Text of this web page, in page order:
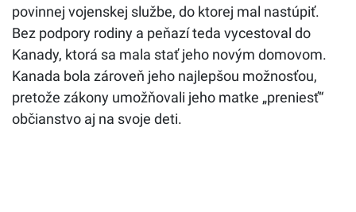
povinnej vojenskej službe, do ktorej mal nastúpiť.
Bez podpory rodiny a peňazí teda vycestoval do
Kanady, ktorá sa mala stať jeho novým domovom.
Kanada bola zároveň jeho najlepšou možnosťou,
pretože zákony umožňovali jeho matke „preniesť“
občianstvo aj na svoje deti.